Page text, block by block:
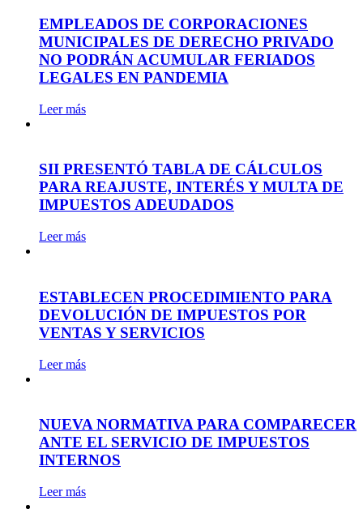
EMPLEADOS DE CORPORACIONES
MUNICIPALES DE DERECHO PRIVADO
NO PODRÁN ACUMULAR FERIADOS
LEGALES EN PANDEMIA
Leer más
SII PRESENTÓ TABLA DE CÁLCULOS
PARA REAJUSTE, INTERÉS Y MULTA DE
IMPUESTOS ADEUDADOS
Leer más
ESTABLECEN PROCEDIMIENTO PARA
DEVOLUCIÓN DE IMPUESTOS POR
VENTAS Y SERVICIOS
Leer más
NUEVA NORMATIVA PARA COMPARECER
ANTE EL SERVICIO DE IMPUESTOS
INTERNOS
Leer más